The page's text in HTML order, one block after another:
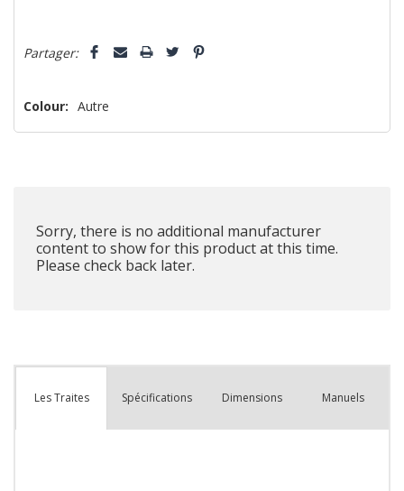
vous!
n’en
reste
Partager:
Colour: Autre
Sorry, there is no additional manufacturer
content to show for this product at this time.
Please check back later.
Les Traites Spécifications Dimensions Manuels